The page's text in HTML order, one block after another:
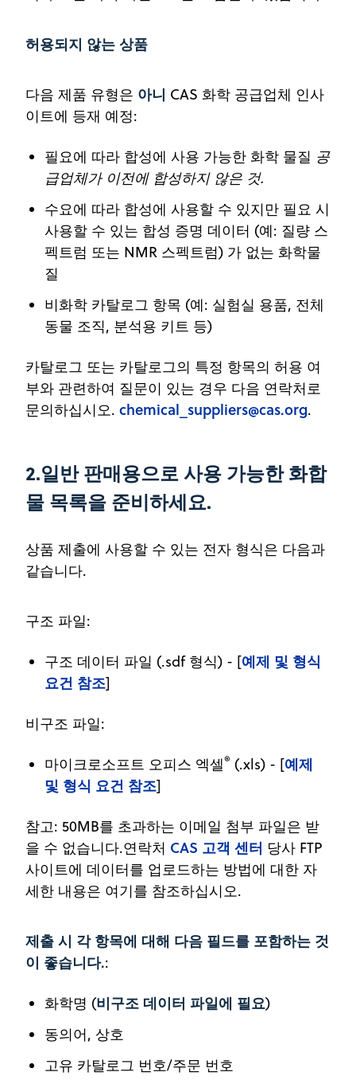
허용되지 않는 상품
다음 제품 유형은 아니 CAS 화학 공급업체 인사
이트에 등재 예정:
필요에 따라 합성에 사용 가능한 화학 물질 공
급업체가 이전에 합성하지 않은 것.
수요에 따라 합성에 사용할 수 있지만 필요 시
사용할 수 있는 합성 증명 데이터 (예: 질량 스
펙트럼 또는 NMR 스펙트럼) 가 없는 화학물
질
비화학 카탈로그 항목 (예: 실험실 용품, 전체
동물 조직, 분석용 키트 등)
카탈로그 또는 카탈로그의 특정 항목의 허용 여
부와 관련하여 질문이 있는 경우 다음 연락처로
문의하십시오. chemical_suppliers@cas.org.
2.일반 판매용으로 사용 가능한 화합
물 목록을 준비하세요.
상품 제출에 사용할 수 있는 전자 형식은 다음과
같습니다.
구조 파일:
구조 데이터 파일 (.sdf 형식) - [예제 및 형식
요건 참조]
비구조 파일:
마이크로소프트 오피스 엑셀® (.xls) - [예제
및 형식 요건 참조]
참고: 50MB를 초과하는 이메일 첨부 파일은 받
을 수 없습니다.연락처 CAS 고객 센터 당사 FTP
사이트에 데이터를 업로드하는 방법에 대한 자
세한 내용은 여기를 참조하십시오.
제출 시 각 항목에 대해 다음 필드를 포함하는 것
이 좋습니다.:
화학명 (비구조 데이터 파일에 필요)
동의어, 상호
고유 카탈로그 번호/주문 번호